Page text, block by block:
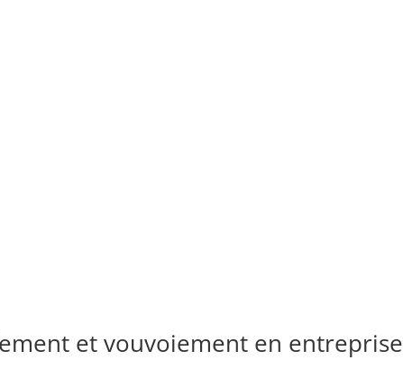
et vouvoiement en entreprise